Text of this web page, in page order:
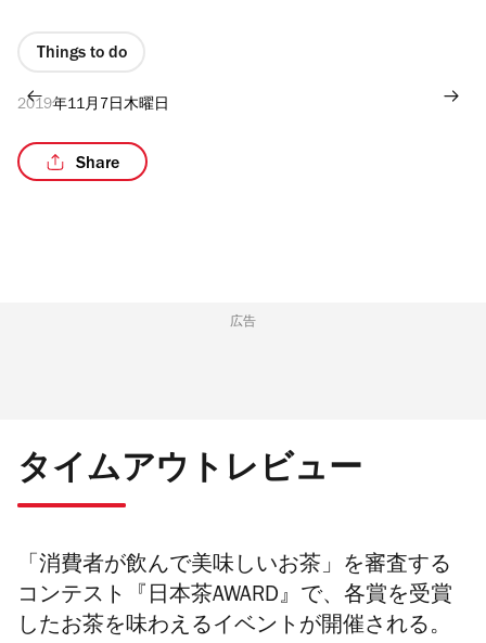
Things to do
2019年11月7日木曜日
Share
広告
タイムアウトレビュー
「消費者が飲んで美味しいお茶」を審査する
コンテスト『日本茶AWARD』で、各賞を受賞
したお茶を味わえるイベントが開催される 。